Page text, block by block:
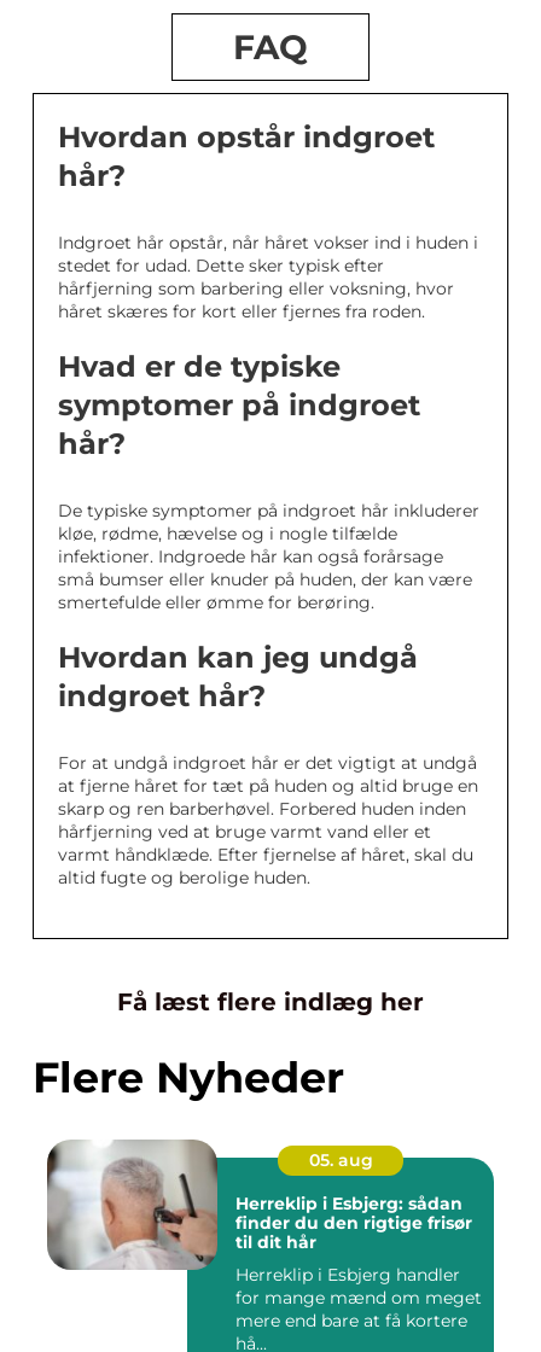
FAQ
Hvordan opstår indgroet
hår?
Indgroet hår opstår, når håret vokser ind i huden i
stedet for udad. Dette sker typisk efter
hårfjerning som barbering eller voksning, hvor
håret skæres for kort eller fjernes fra roden.
Hvad er de typiske
symptomer på indgroet
hår?
De typiske symptomer på indgroet hår inkluderer
kløe, rødme, hævelse og i nogle tilfælde
infektioner. Indgroede hår kan også forårsage
små bumser eller knuder på huden, der kan være
smertefulde eller ømme for berøring.
Hvordan kan jeg undgå
indgroet hår?
For at undgå indgroet hår er det vigtigt at undgå
at fjerne håret for tæt på huden og altid bruge en
skarp og ren barberhøvel. Forbered huden inden
hårfjerning ved at bruge varmt vand eller et
varmt håndklæde. Efter fjernelse af håret, skal du
altid fugte og berolige huden.
Få læst flere indlæg her
Flere Nyheder
05. aug
Herreklip i Esbjerg: sådan
finder du den rigtige frisør
til dit hår
Herreklip i Esbjerg handler
for mange mænd om meget
mere end bare at få kortere
hå...